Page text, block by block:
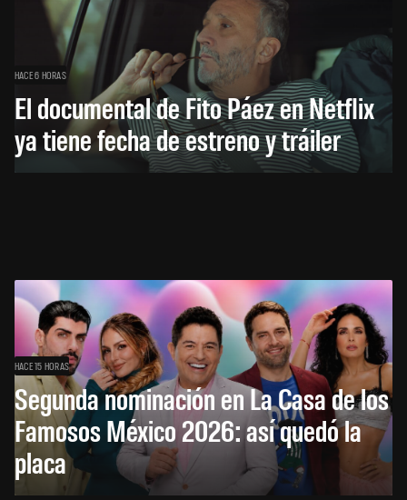
HACE 6 HORAS
El documental de Fito Páez en Netflix
ya tiene fecha de estreno y tráiler
HACE 15 HORAS
Segunda nominación en La Casa de los
Famosos México 2026: así quedó la
placa